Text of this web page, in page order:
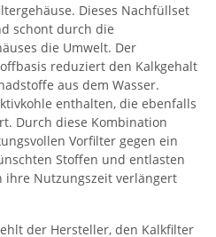
Dieses Nachfüllset
schont durch die
die Umwelt. Der
reduziert den Kalkgehalt
aus dem Wasser.
enthalten, die ebenfalls
Durch diese Kombination
Vorfilter gegen ein
Stoffen und entlasten
ihre Nutzungszeit verlängert
der Hersteller, den Kalkfilter